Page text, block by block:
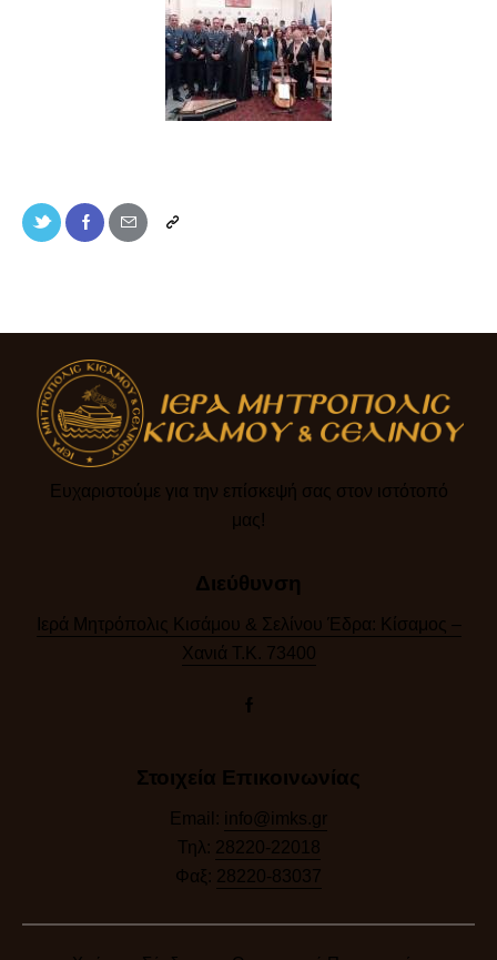
Ευχαριστούμε για την επίσκεψή σας στον ιστότοπό
μας!​
Διεύθυνση
Ιερά Μητρόπολις Κισάμου & Σελίνου Έδρα: Κίσαμος –
Χανιά Τ.Κ. 73400
Στοιχεία Επικοινωνίας
Email: info@imks.gr
Τηλ: 28220-22018
Φαξ: 28220-83037